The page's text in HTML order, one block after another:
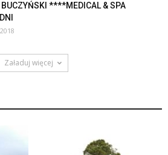
BUCZYŃSKI ****MEDICAL & SPA
Załaduj więcej